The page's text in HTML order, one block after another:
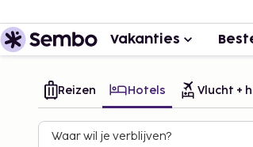
Vakanties
Reizen Hotels Vlucht +
Waar wil je verblijven?